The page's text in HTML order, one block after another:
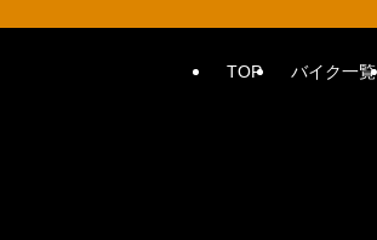
TOP バイク一覧